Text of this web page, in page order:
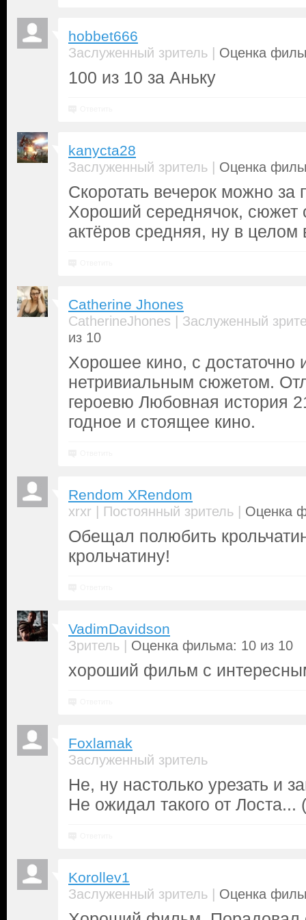
hobbet666
Заслуженный зритель | Оценка
100 из 10 за Аньку
kanycta28
Заслуженный зритель | Оценка
Скоротать вечерок можно за
Хороший середнячок, сюжет
актёров средняя, ну в
Catherine Jhones
CatherineJhones | Заслуженный
из 10
Хорошее кино, с достаточно
нетривиальным сюжетом.
героевю Любовная история
годное и стоящее кино.
Rendom XRendom
xrxr | Постоянный зритель | Оценка
Обещал полюбить
крольчатину!
VadimDavidson
Зритель | Оценка фильма: 10 из 10
хороший фильм с
Foxlamak
Заслуженный зритель
Не, ну настолько урезать и
Не ожидал такого от Лоста... (
Korollev1
Заслуженный зритель | Оценка